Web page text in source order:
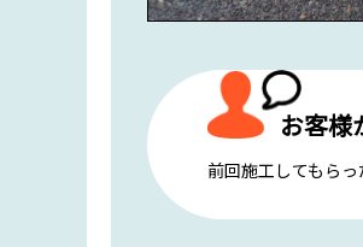
お客様
前回施工してもら